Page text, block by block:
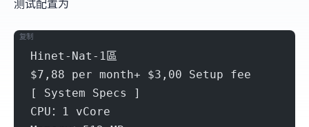
测试配置为
Hinet-Nat-1區
$7,88 per month+ $3,00 Setup fee
[ System Specs ]
CPU：1 vCore
复制